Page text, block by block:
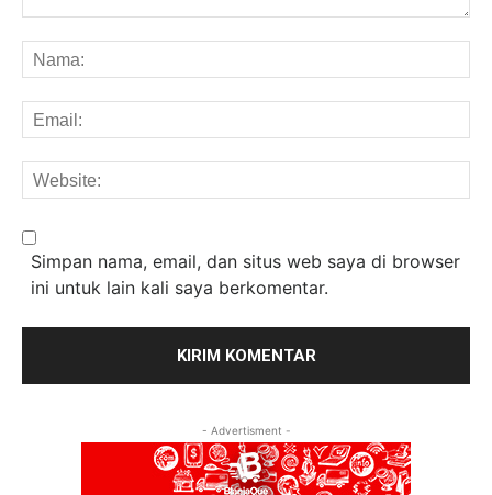
Simpan nama, email, dan situs web saya di browser
ini untuk lain kali saya berkomentar.
- Advertisment -